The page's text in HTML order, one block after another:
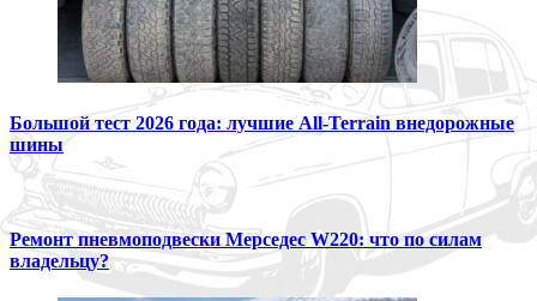
Большой тест 2026 года: лучшие All-Terrain внедорожные
шины
Ремонт пневмоподвески Мерседес W220: что по силам
владельцу?